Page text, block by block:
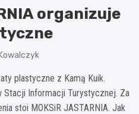
organizuje
plastyczne z Kamą Kuik.
Informacji Turystycznej. Za
stoi MOKSiR JASTARNIA. Jak